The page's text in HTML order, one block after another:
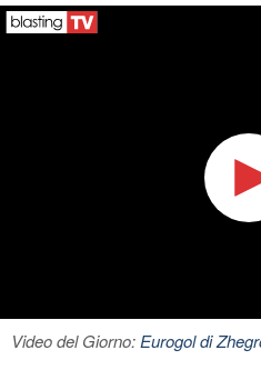
Video del Giorno:Eurogol di